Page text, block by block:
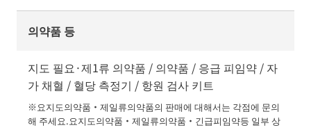
의약품 등
지도 필요·제1류 의약품 / 의약품 / 응급 피임약 / 자
가 채혈 / 혈당 측정기 / 항원 검사 키트
※요지도의약품・제일류의약품의 판매에 대해서는 각점에 문의
해 주세요.요지도의약품・제일류의약품・긴급피임약등 일부 상